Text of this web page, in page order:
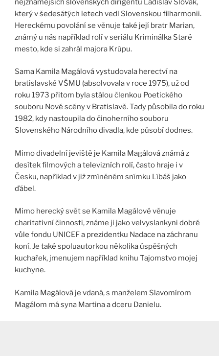
nejznámějších slovenských dirigentů Ladislav Slovák,
který v šedesátých letech vedl Slovenskou filharmonii.
Hereckému povolání se věnuje také její bratr Marian,
známý u nás například rolí v seriálu Kriminálka Staré
mesto, kde si zahrál majora Krúpu.
Sama Kamila Magálová vystudovala herectví na
bratislavské VŠMU (absolvovala v roce 1975), už od
roku 1973 přitom byla stálou členkou Poetického
souboru Nové scény v Bratislavě. Tady působila do roku
1982, kdy nastoupila do činoherního souboru
Slovenského Národního divadla, kde působí dodnes.
Mimo divadelní jeviště je Kamila Magálová známá z
desítek filmových a televizních rolí, často hraje i v
Česku, například v již zmíněném snímku Líbáš jako
ďábel.
Mimo herecký svět se Kamila Magálové věnuje
charitativní činnosti, známe ji jako velvyslankyni dobré
vůle fondu UNICEF a prezidentku Nadace na záchranu
koní. Je také spoluautorkou několika úspěšných
kuchařek, jmenujem například knihu Tajomstvo mojej
kuchyne.
Kamila Magálová je vdaná, s manželem Slavomírom
Magálom má syna Martina a dceru Danielu.